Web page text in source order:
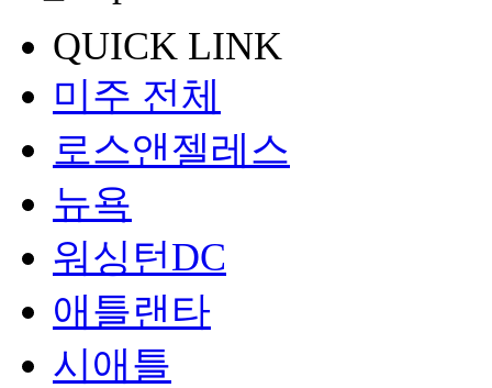
QUICK LINK
미주 전체
로스앤젤레스
뉴욕
워싱턴DC
애틀랜타
시애틀